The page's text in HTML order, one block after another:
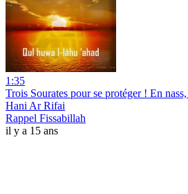
1:35
Trois Sourates pour se protéger ! En
Hani Ar Rifai
Rappel Fissabillah
il y a 15 ans